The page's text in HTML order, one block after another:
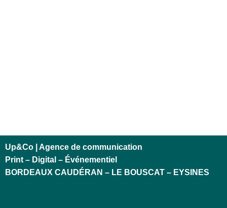
Up&Co | Agence de communication
Print – Digital – Événementiel
BORDEAUX CAUDÉRAN – LE BOUSCAT – EYSINES